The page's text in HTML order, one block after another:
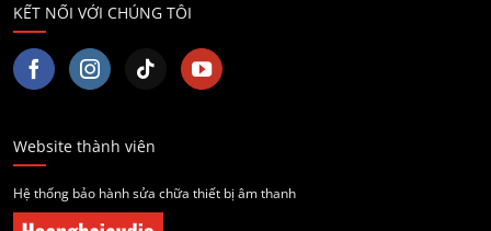
KẾT NỐI VỚI CHÚNG TÔI
Website thành viên
Hệ thống bảo hành sửa chữa thiết bị âm thanh